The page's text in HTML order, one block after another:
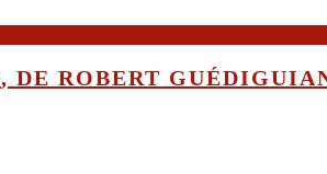
, DE ROBERT